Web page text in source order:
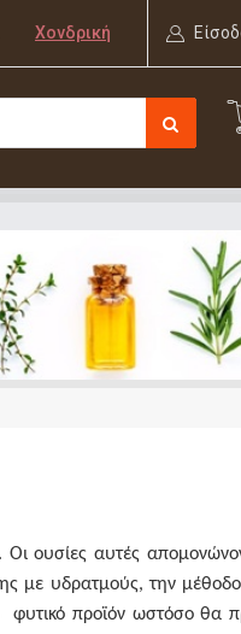
Χονδρική
Οι ουσίες αυτές
με υδρατμούς, την
φυτικό προϊόν ωστόσο θα